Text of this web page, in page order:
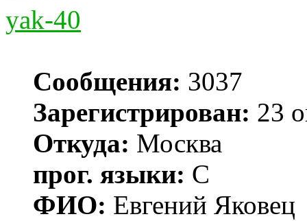
yak-40
Сообщения: 3037
Зарегистрирован: 23
Откуда: Москва
прог. языки: С
ФИО: Евгений Яковец